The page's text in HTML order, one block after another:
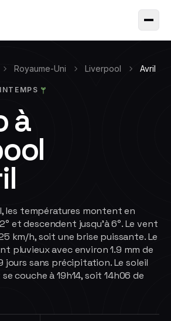
Royaume-Uni Liverpool Avril
à
les températures montent en
et descendent jusqu'à 6°. Le vent
km/h, soit une brise puissante. Le
pluvieux avec environ 1.9 mm de
jours sans précipitation. Le soleil
couche à 19h14, soit 14h06 de